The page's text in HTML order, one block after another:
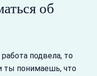
об
подвела, то
ты понимаешь, что